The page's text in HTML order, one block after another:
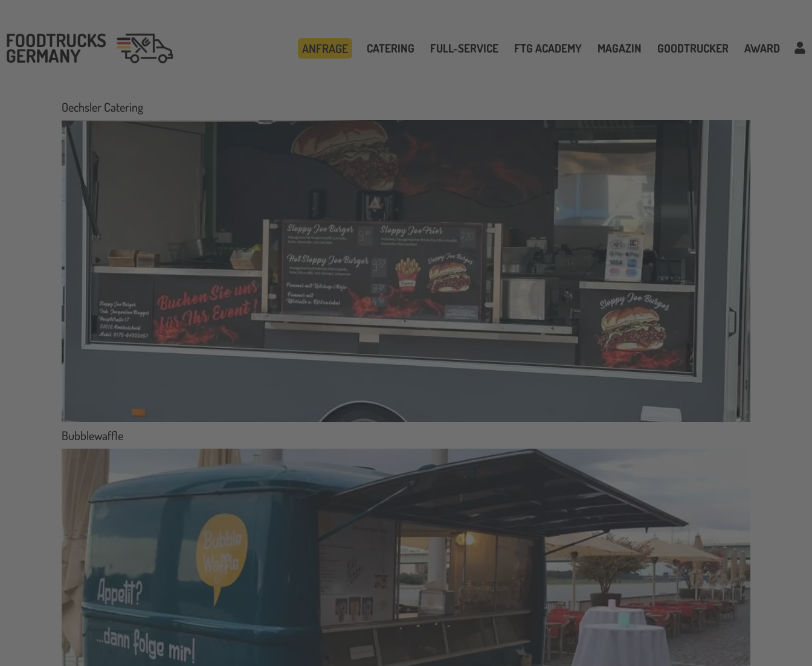
ANFRAGE CATERING FULL-SERVICE FTG ACADEMY MAGAZIN GOODTRUCKER AWARD
Oechsler Catering
Bubblewaffle